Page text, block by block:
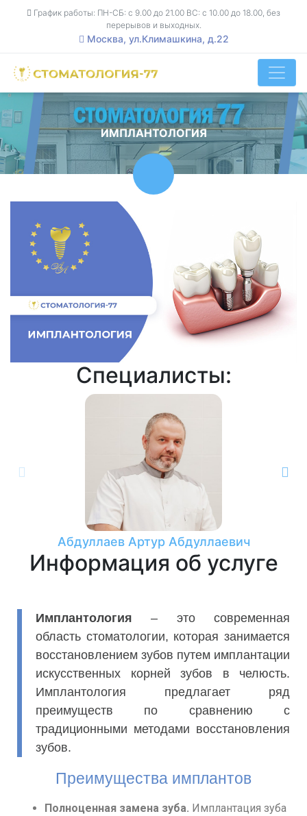
График работы: ПН-СБ: с 9.00 до 21.00 ВС: с 10.00 до 18.00, без
перерывов и выходных.
Москва, ул.Климашкина, д.22
ИМПЛАНТОЛОГИЯ
Специалисты:
Абдуллаев Артур Абдуллаевич
Информация об услуге
Имплантология – это современная
область стоматологии, которая занимается
восстановлением зубов путем имплантации
искусственных корней зубов в челюсть.
Имплантология предлагает ряд
преимуществ по сравнению с
традиционными методами восстановления
зубов.
Преимущества имплантов
Полноценная замена зуба. Имплантация зуба